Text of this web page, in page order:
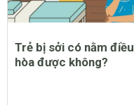
Trẻ bị sởi có nằm điều
hòa được không?